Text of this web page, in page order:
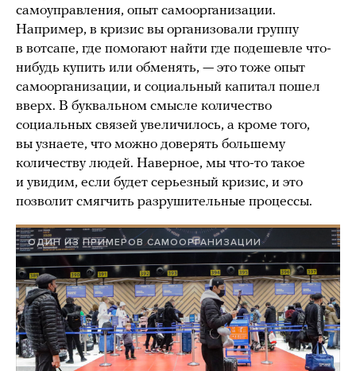
самоуправления, опыт самоорганизации.
Например, в кризис вы организовали группу
в вотсапе, где помогают найти где подешевле что-
нибудь купить или обменять, — это тоже опыт
самоорганизации, и социальный капитал пошел
вверх. В буквальном смысле количество
социальных связей увеличилось, а кроме того,
вы узнаете, что можно доверять большему
количеству людей. Наверное, мы что-то такое
и увидим, если будет серьезный кризис, и это
позволит смягчить разрушительные процессы.
ОДИН ИЗ ПРИМЕРОВ САМООРГАНИЗАЦИИ